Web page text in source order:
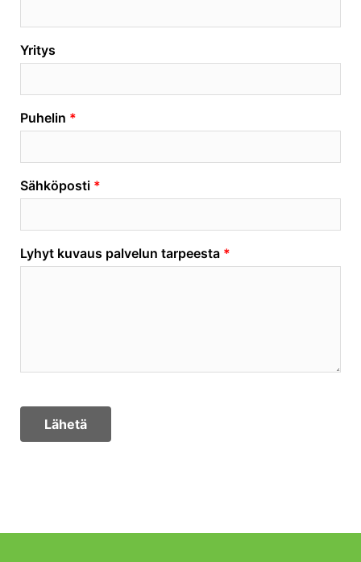
Yritys
Puhelin
Sähköposti
Lyhyt kuvaus palvelun tarpeesta
Lähetä